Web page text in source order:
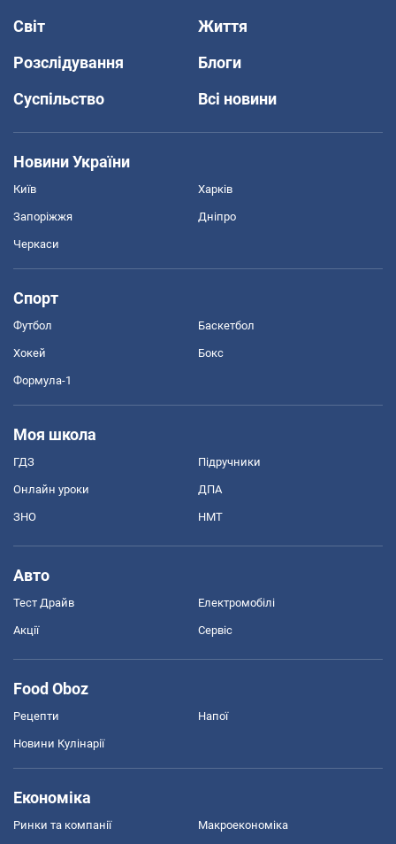
Світ
Життя
Розслідування
Блоги
Суспільство
Всі новини
Новини України
Київ Харків
Запоріжжя Дніпро
Черкаси
Спорт
Футбол Баскетбол
Хокей Бокс
Формула-1
Моя школа
ГДЗ Підручники
Онлайн уроки ДПА
ЗНО НМТ
Авто
Тест Драйв Електромобілі
Акції Сервіс
Food Oboz
Рецепти Напої
Новини Кулінарії
Економіка
Ринки та компанії Макроекономіка